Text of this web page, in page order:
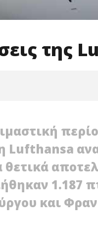
της
εναλλακτική
Lufthansa
1.187
και